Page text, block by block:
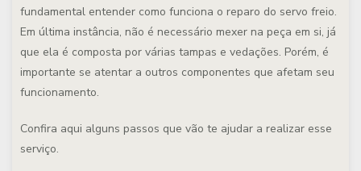
fundamental entender como funciona o reparo do servo freio.
Em última instância, não é necessário mexer na peça em si, já
que ela é composta por várias tampas e vedações. Porém, é
importante se atentar a outros componentes que afetam seu
funcionamento.
Confira aqui alguns passos que vão te ajudar a realizar esse
serviço.